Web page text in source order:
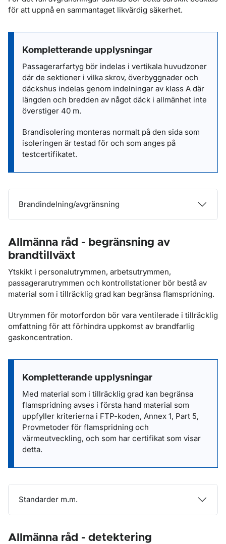
för att uppnå en sammantaget likvärdig säkerhet.
Kompletterande upplysningar
Passagerarfartyg bör indelas i vertikala huvudzoner
där de sektioner i vilka skrov, överbyggnader och
däckshus indelas genom indelningar av klass A där
längden och bredden av något däck i allmänhet inte
överstiger 40 m.
Brandisolering monteras normalt på den sida som
isoleringen är testad för och som anges på
testcertifikatet.
Brandindelning/avgränsning
Allmänna råd - begränsning av
brandtillväxt
Ytskikt i personalutrymmen, arbetsutrymmen,
passagerarutrymmen och kontrollstationer bör bestå av
material som i tillräcklig grad kan begränsa flamspridning.
Utrymmen för motorfordon bör vara ventilerade i tillräcklig
omfattning för att förhindra uppkomst av brandfarlig
gaskoncentration.
Kompletterande upplysningar
Med material som i tillräcklig grad kan begränsa
flamspridning avses i första hand material som
uppfyller kriterierna i FTP-koden, Annex 1, Part 5,
Provmetoder för flamspridning och
värmeutveckling, och som har certifikat som visar
detta.
Standarder m.m.
Allmänna råd - detektering